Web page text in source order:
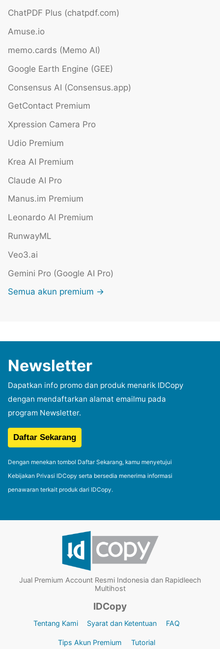
ChatPDF Plus (chatpdf.com)
Amuse.io
memo.cards (Memo AI)
Google Earth Engine (GEE)
Consensus AI (Consensus.app)
GetContact Premium
Xpression Camera Pro
Udio Premium
Krea AI Premium
Claude AI Pro
Manus.im Premium
Leonardo AI Premium
RunwayML
Veo3.ai
Gemini Pro (Google AI Pro)
Semua akun premium →
Newsletter
Dapatkan info promo dan produk menarik IDCopy
dengan mendaftarkan alamat emailmu pada
program Newsletter.
Dengan menekan tombol Daftar Sekarang, kamu menyetujui
Kebijakan Privasi IDCopy serta bersedia menerima informasi
penawaran terkait produk dari IDCopy.
Jual Premium Account Resmi Indonesia dan Rapidleech
Multihost
IDCopy
Tentang Kami Syarat dan Ketentuan FAQ
Tips Akun Premium Tutorial